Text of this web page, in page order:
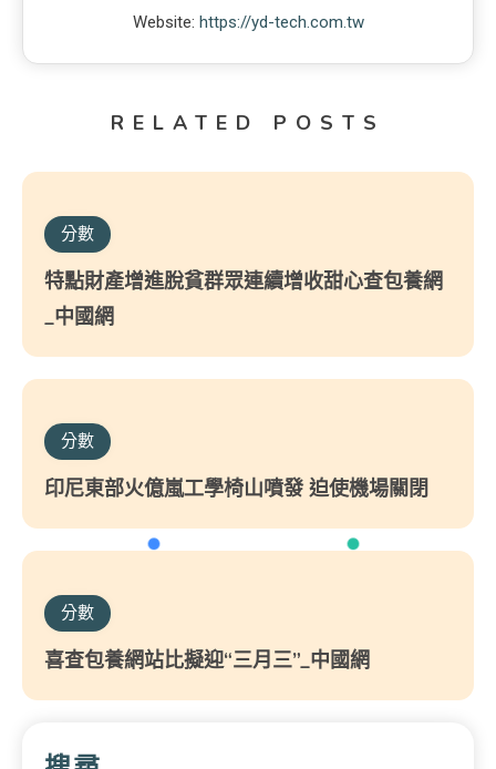
Website: https://yd-tech.com.tw
RELATED POSTS
分數
特點財產增進脫貧群眾連續增收甜心查包養網
_中國網
分數
印尼東部火億嵐工學椅山噴發 迫使機場關閉
分數
喜查包養網站比擬迎“三月三”_中國網